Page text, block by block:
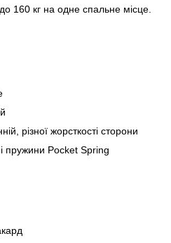
160 кг на одне спальне місце.
різної жорсткості сторони
пружини Pocket Spring